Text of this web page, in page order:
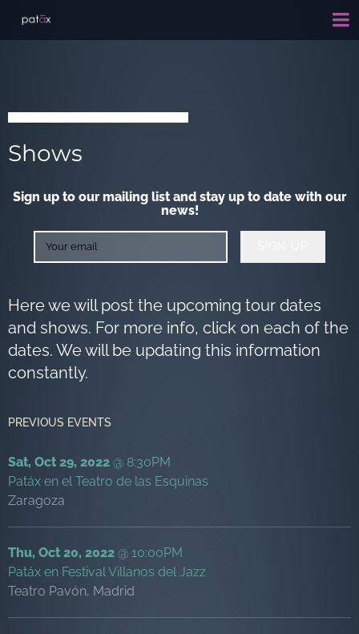
Shows
Sign up to our mailing list and stay up to date with our
news!
Here we will post the upcoming tour dates
and shows. For more info, click on each of the
dates. We will be updating this information
constantly.
PREVIOUS EVENTS
Sat, Oct 29, 2022 @ 8:30PM
Patáx en el Teatro de las Esquinas
Zaragoza
Thu, Oct 20, 2022 @ 10:00PM
Patáx en Festival Villanos del Jazz
Teatro Pavón, Madrid